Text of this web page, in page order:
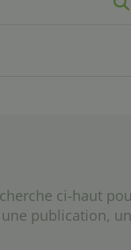
ci-haut
publication,